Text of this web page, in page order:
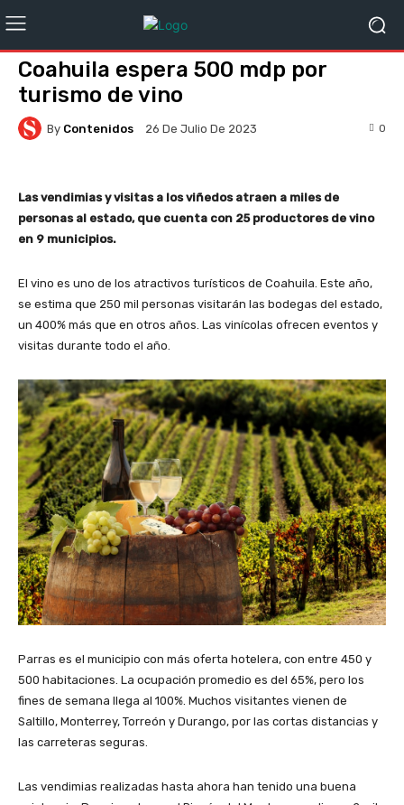
Coahuila espera 500 mdp por
turismo de vino
By Contenidos 26 De Julio De 2023 0
Las vendimias y visitas a los viñedos atraen a miles de
personas al estado, que cuenta con 25 productores de vino
en 9 municipios.
El vino es uno de los atractivos turísticos de Coahuila. Este año,
se estima que 250 mil personas visitarán las bodegas del estado,
un 400% más que en otros años. Las vinícolas ofrecen eventos y
visitas durante todo el año.
Parras es el municipio con más oferta hotelera, con entre 450 y
500 habitaciones. La ocupación promedio es del 65%, pero los
fines de semana llega al 100%. Muchos visitantes vienen de
Saltillo, Monterrey, Torreón y Durango, por las cortas distancias y
las carreteras seguras.
Las vendimias realizadas hasta ahora han tenido una buena